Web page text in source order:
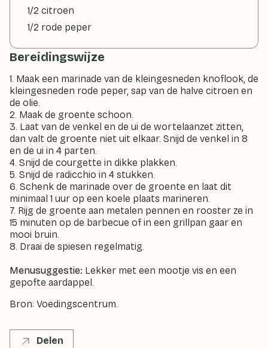
1/2 citroen
1/2 rode peper
Bereidingswijze
1. Maak een marinade van de kleingesneden knoflook, de
kleingesneden rode peper, sap van de halve citroen en
de olie.
2. Maak de groente schoon.
3. Laat van de venkel en de ui de wortelaanzet zitten,
dan valt de groente niet uit elkaar. Snijd de venkel in 8
en de ui in 4 parten.
4. Snijd de courgette in dikke plakken.
5. Snijd de radicchio in 4 stukken.
6. Schenk de marinade over de groente en laat dit
minimaal 1 uur op een koele plaats marineren.
7. Rijg de groente aan metalen pennen en rooster ze in
15 minuten op de barbecue of in een grillpan gaar en
mooi bruin.
8. Draai de spiesen regelmatig.
Menusuggestie: Lekker met een mootje vis en een
gepofte aardappel.
Bron: Voedingscentrum.
Delen